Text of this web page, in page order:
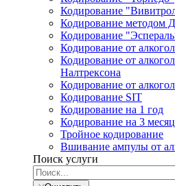
Кодирование
Кодирование методом
Кодирование
Кодирование от
Кодирование от
Налтрексона
Кодирование от
Кодирование SIT
Кодирование на 1 год
Кодирование на 3
Тройное кодирование
Вшивание ампулы от
Поиск услуги